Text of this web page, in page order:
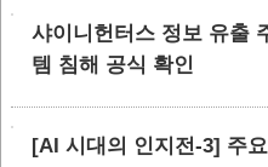
샤이니헌터스 정보 유출
템 침해 공식 확인
[AI 시대의 인지전-3] 주